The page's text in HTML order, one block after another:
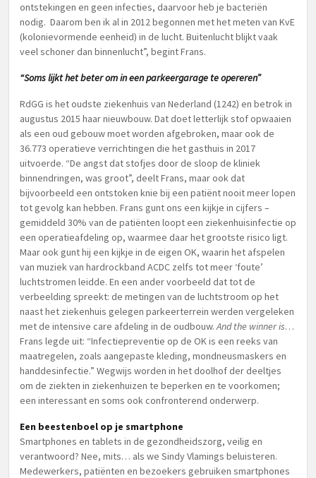
ontstekingen en geen infecties, daarvoor heb je bacteriën
nodig. Daarom ben ik al in 2012 begonnen met het meten van KvE
(kolonievormende eenheid) in de lucht. Buitenlucht blijkt vaak
veel schoner dan binnenlucht”, begint Frans.
“Soms lijkt het beter om in een parkeergarage te opereren”
RdGG is het oudste ziekenhuis van Nederland (1242) en betrok in
augustus 2015 haar nieuwbouw. Dat doet letterlijk stof opwaaien
als een oud gebouw moet worden afgebroken, maar ook de
36.773 operatieve verrichtingen die het gasthuis in 2017
uitvoerde. “De angst dat stofjes door de sloop de kliniek
binnendringen, was groot”, deelt Frans, maar ook dat
bijvoorbeeld een ontstoken knie bij een patiënt nooit meer lopen
tot gevolg kan hebben. Frans gunt ons een kijkje in cijfers –
gemiddeld 30% van de patiënten loopt een ziekenhuisinfectie op
een operatieafdeling op, waarmee daar het grootste risico ligt.
Maar ook gunt hij een kijkje in de eigen OK, waarin het afspelen
van muziek van hardrockband ACDC zelfs tot meer ‘foute’
luchtstromen leidde. En een ander voorbeeld dat tot de
verbeelding spreekt: de metingen van de luchtstroom op het
naast het ziekenhuis gelegen parkeerterrein werden vergeleken
met de intensive care afdeling in de oudbouw.And the winner is…
Frans legde uit: “Infectiepreventie op de OK is een reeks van
maatregelen, zoals aangepaste kleding, mondneusmaskers en
handdesinfectie.” Wegwijs worden in het doolhof der deeltjes
om de ziekten in ziekenhuizen te beperken en te voorkomen;
een interessant en soms ook confronterend onderwerp.
Een beestenboel op je smartphone
Smartphones en tablets in de gezondheidszorg, veilig en
verantwoord? Nee, mits… als we Sindy Vlamings beluisteren.
Medewerkers, patiënten en bezoekers gebruiken smartphones